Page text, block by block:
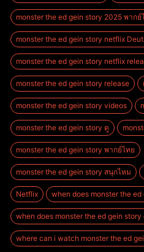
monster the ed gein story 2025 พากย์
monster the ed gein story netflix
monster the ed gein story netflix
monster the ed gein story release
monster the ed gein story videos
monster the ed gein story ดู
monster the ed gein story พากย์ไทย
monster the ed gein story สนุกไหม
Netflix when does monster the ed
when does monster the ed gein story
where can i watch monster the ed